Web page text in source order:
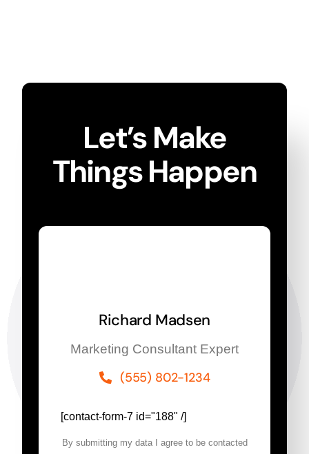
Let’s Make
Things Happen
Richard Madsen
Marketing Consultant Expert
(555) 802-1234
[contact-form-7 id="188" /]
By submitting my data I agree to be contacted